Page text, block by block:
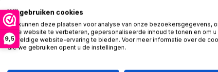
9,5
Wij gebruiken cookies
We kunnen deze plaatsen voor analyse van onze bezoekersgegevens,
onze website te verbeteren, gepersonaliseerde inhoud te tonen en om u
geweldige website-ervaring te bieden. Voor meer informatie over de
die we gebruiken opent u de instellingen.